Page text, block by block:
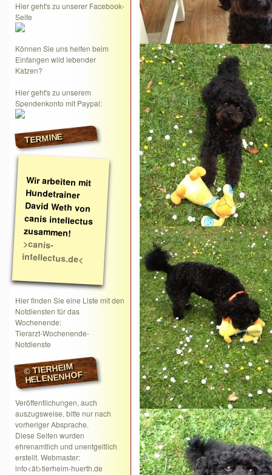
Hier geht's zu unserer Facebook-
Seite
Können Sie uns helfen beim
Einfangen wild lebender
Katzen?
Hier geht's zu unserem
Spendenkonto mit Paypal:
TERMINE
Wir arbeiten mit
Hundetrainer
David Weth von
canis intellectus
zusammen!
>canis-
intellectus.de<
Hier finden Sie eine Liste mit den
Notdiensten für das
Wochenende:
Tierarzt-Wochenende-
Notdienste
© TIERHEIM
HELENENHOF
Veröffentlichungen, auch
auszugsweise, bitte nur nach
vorheriger Absprache.
Diese Seiten wurden
ehrenamtlich und unentgeltlich
erstellt. Webmaster:
info<ät>tierheim-huerth.de